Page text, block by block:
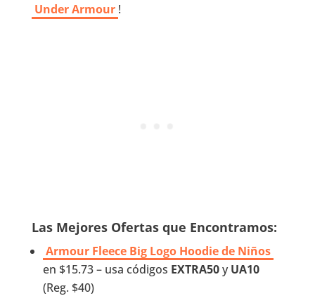
Under Armour !
Las Mejores Ofertas que Encontramos:
Armour Fleece Big Logo Hoodie de Niños
en $15.73 – usa códigos EXTRA50y UA10
(Reg. $40)